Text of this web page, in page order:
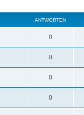
ANTWORTEN
0
0
0
0